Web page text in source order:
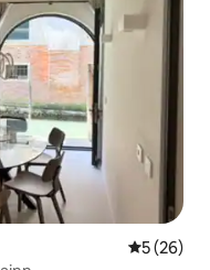
5 (26)